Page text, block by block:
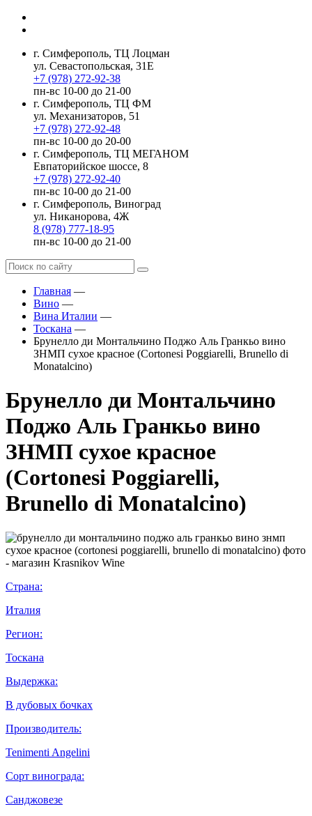
г. Симферополь, ТЦ Лоцман
ул. Севастопольская, 31Е
+7 (978) 272-92-38
пн-вс 10-00 до 21-00
г. Симферополь, ТЦ ФМ
ул. Механизаторов, 51
+7 (978) 272-92-48
пн-вс 10-00 до 20-00
г. Симферополь, ТЦ МЕГАНОМ
Евпаторийское шоссе, 8
+7 (978) 272-92-40
пн-вс 10-00 до 21-00
г. Симферополь, Виноград
ул. Никанорова, 4Ж
8 (978) 777-18-95
пн-вс 10-00 до 21-00
Главная —
Вино —
Вина Италии —
Тоскана —
Брунелло ди Монтальчино Поджо Аль Гранкьо вино
ЗНМП сухое красное (Cortonesi Poggiarelli, Brunello di
Monatalcino)
Брунелло ди Монтальчино
Поджо Аль Гранкьо вино
ЗНМП сухое красное
(Cortonesi Poggiarelli,
Brunello di Monatalcino)
Страна:
Италия
Регион:
Тоскана
Выдержка:
В дубовых бочках
Производитель:
Tenimenti Angelini
Сорт винограда:
Санджовезе